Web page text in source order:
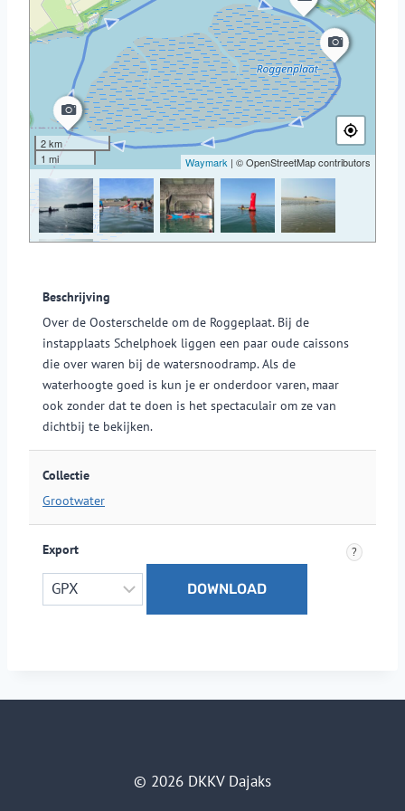
2 km
1 mi
Waymark | © OpenStreetMap contributors
Beschrijving
Over de Oosterschelde om de Roggeplaat. Bij de
instapplaats Schelphoek liggen een paar oude caissons
die over waren bij de watersnoodramp. Als de
waterhoogte goed is kun je er onderdoor varen, maar
ook zonder dat te doen is het spectaculair om ze van
dichtbij te bekijken.
Collectie
Grootwater
?
Export
© 2026 DKKV Dajaks